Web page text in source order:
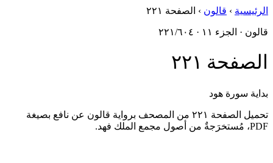
الرئيسية › قالون › الصفحة ٢٢١
قالون · الجزء ١١ · ٢٢١/٦٠٤
الصفحة ٢٢١
بداية سورة هود
تحميل الصفحة ٢٢١ من المصحف برواية قالون عن نافع بصيغة
PDF، مُستخرَجةٌ من أصول مجمع الملك فهد.